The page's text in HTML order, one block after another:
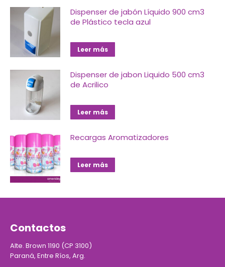
Dispenser de jabón Líquido 900 cm3
de Plástico tecla azul
Leer más
Dispenser de jabon Liquido 500 cm3
de Acrilico
Leer más
Recargas Aromatizadores
Leer más
Contactos
Alte. Brown 1190 (CP 3100)
Paraná, Entre Ríos, Arg.